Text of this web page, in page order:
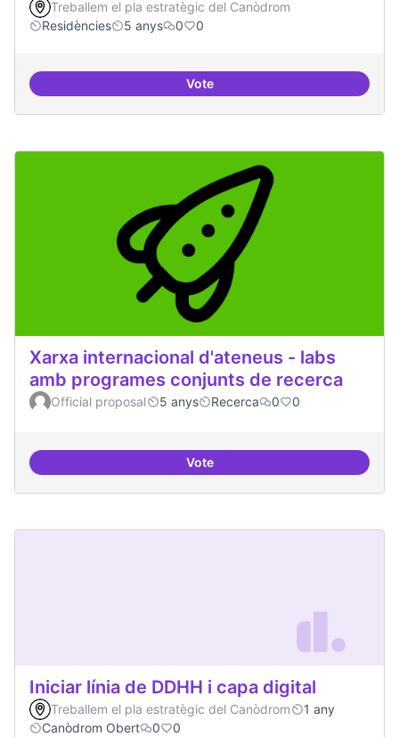
Treballem el pla estratègic del Canòdrom
Residències
5 anys 0 0
Vote30 projectes residents referents
Xarxa internacional d'ateneus - labs
amb programes conjunts de recerca
Official proposal 5 anys Recerca 0 0
VoteXarxa internacional d'ateneus -
Iniciar línia de DDHH i capa digital
Treballem el pla estratègic del Canòdrom
1 any
Canòdrom Obert
0 0